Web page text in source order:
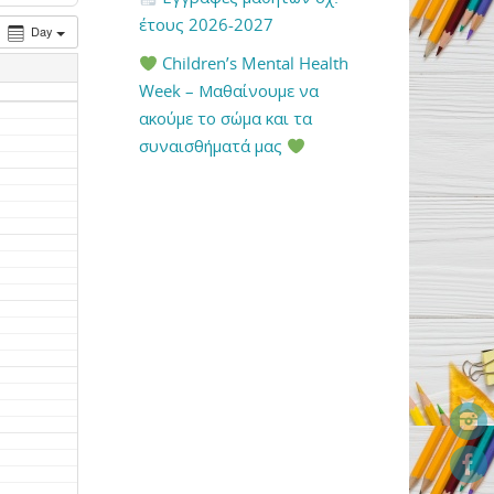
Day
έτους 2026-2027
Children’s Mental Health
Week – Μαθαίνουμε να
ακούμε το σώμα και τα
συναισθήματά μας